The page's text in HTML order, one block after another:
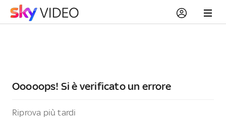
Ooooops! Si è verificato un errore
Riprova più tardi